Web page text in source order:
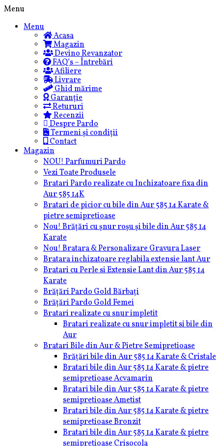
Skip
content
Menu
Menu
Acasa
Magazin
Devino Revanzator
FAQ’s – Întrebări
Afiliere
Livrare
Ghid mărime
Garanție
Retururi
Recenzii
Despre Pardo
Termeni și condiții
Contact
Magazin
NOU! Parfumuri Pardo
Vezi Toate Produsele
Bratari Pardo realizate cu Inchizatoare fixa din
Aur 585 14K
Bratari de picior cu bile din Aur 585 14 Karate &
pietre semipretioase
Nou! Brățări cu șnur roșu și bile din Aur 585 14
Karate
Nou! Bratara & Personalizare Gravura Laser
Bratara inchizatoare reglabila extensie lant Aur
Bratari cu Perle si Extensie Lant din Aur 585 14
Karate
Brățări Pardo Gold Bărbați
Brățări Pardo Gold Femei
Bratari realizate cu snur impletit
Bratari realizate cu snur impletit si bile din
Aur
Bratari Bile din Aur & Pietre Semipretioase
Brățări bile din Aur 585 14 Karate & Cristale
Bratari bile din Aur 585 14 Karate & pietre
semipretioase Acvamarin
Bratari bile din Aur 585 14 Karate & pietre
semipretioase Ametist
Bratari bile din Aur 585 14 Karate & pietre
semipretioase Bronzit
Bratari bile din Aur 585 14 Karate & pietre
semipretioase Crisocola